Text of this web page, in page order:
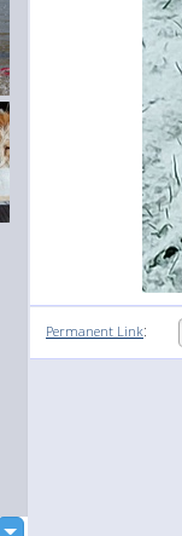
Permanent Link: